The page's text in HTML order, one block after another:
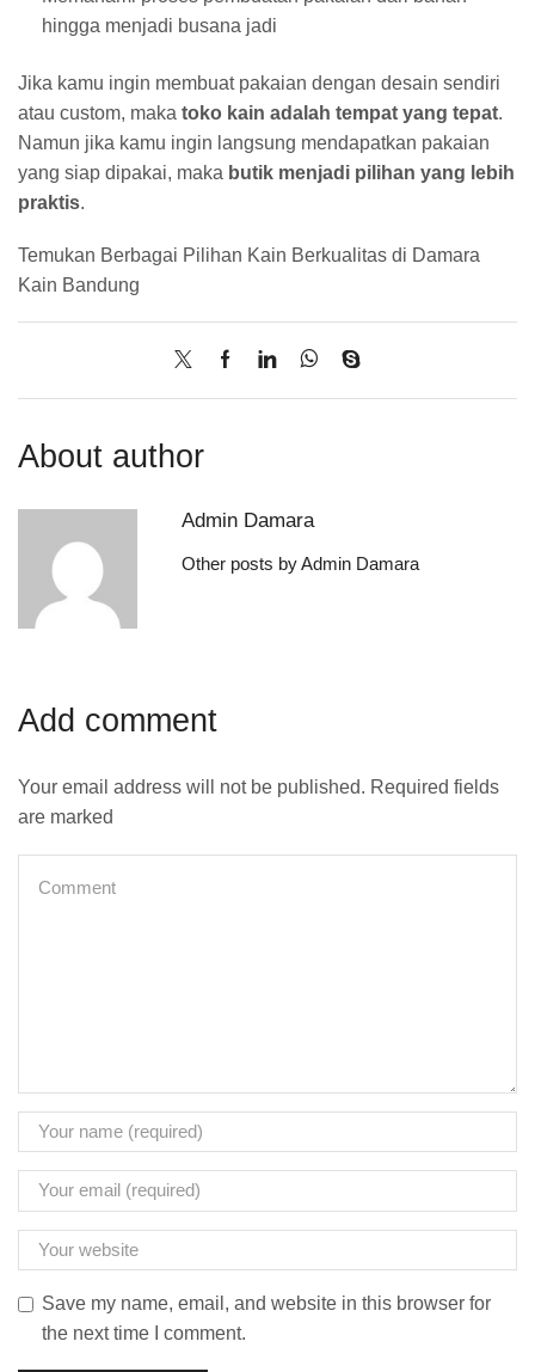
hingga menjadi busana jadi
Jika kamu ingin membuat pakaian dengan desain sendiri
atau custom, maka toko kain adalah tempat yang tepat.
Namun jika kamu ingin langsung mendapatkan pakaian
yang siap dipakai, maka butik menjadi pilihan yang lebih
praktis.
Temukan Berbagai Pilihan Kain Berkualitas di Damara
Kain Bandung
About author
Admin Damara
Other posts by Admin Damara
Add comment
Your email address will not be published. Required fields
are marked
Save my name, email, and website in this browser for
the next time I comment.